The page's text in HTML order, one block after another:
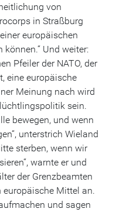
von
in Straßburg
europäischen
Und weiter:
Pfeiler der NATO, der
eine europäische
Meinung nach wird
sein.
bewegen, und wenn
unterstrich Wieland
sterben, wenn wir
warnte er und
der Grenzbeamten
europäische Mittel an.
und sagen